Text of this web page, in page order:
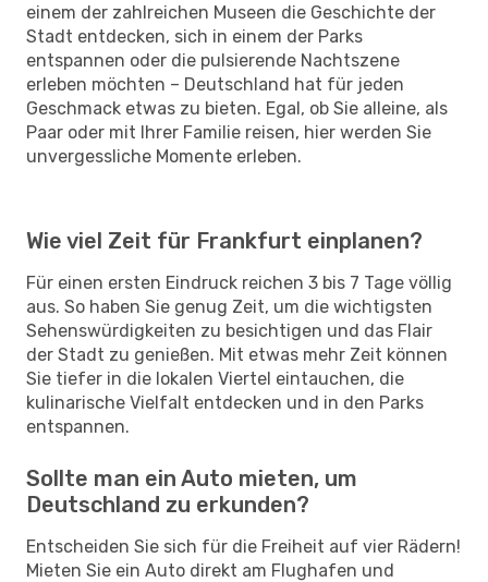
einem der zahlreichen Museen die Geschichte der
Stadt entdecken, sich in einem der Parks
entspannen oder die pulsierende Nachtszene
erleben möchten – Deutschland hat für jeden
Geschmack etwas zu bieten. Egal, ob Sie alleine, als
Paar oder mit Ihrer Familie reisen, hier werden Sie
unvergessliche Momente erleben.
Wie viel Zeit für Frankfurt einplanen?
Für einen ersten Eindruck reichen 3 bis 7 Tage völlig
aus. So haben Sie genug Zeit, um die wichtigsten
Sehenswürdigkeiten zu besichtigen und das Flair
der Stadt zu genießen. Mit etwas mehr Zeit können
Sie tiefer in die lokalen Viertel eintauchen, die
kulinarische Vielfalt entdecken und in den Parks
entspannen.
Sollte man ein Auto mieten, um
Deutschland zu erkunden?
Entscheiden Sie sich für die Freiheit auf vier Rädern!
Mieten Sie ein Auto direkt am Flughafen und